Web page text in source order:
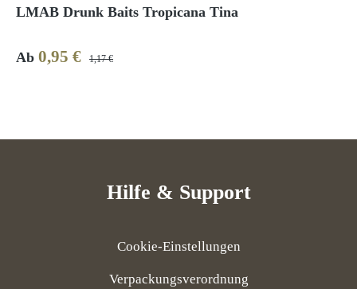
LMAB Drunk Baits Tropicana Tina
Verkaufspreis:
Ab 0,95 € Regulärer Preis:
1,17 €
Hilfe & Support
Cookie-Einstellungen
Verpackungsverordnung